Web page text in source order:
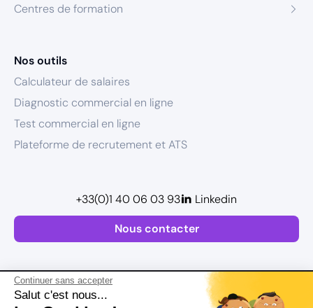
Continuer sans accepter
Salut c'est nous...
Centres de formation
Nos outils
Calculateur de salaires
Diagnostic commercial en ligne
Test commercial en ligne
Plateforme de recrutement et ATS
Nous contacter
+33(0)1 40 06 03 93 Linkedin